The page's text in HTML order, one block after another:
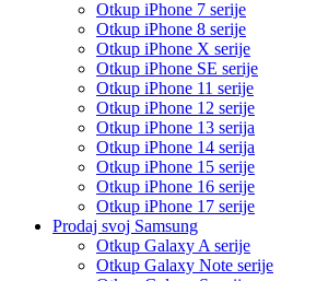
Otkup iPhone 7 serije
Otkup iPhone 8 serije
Otkup iPhone X serije
Otkup iPhone SE serije
Otkup iPhone 11 serije
Otkup iPhone 12 serije
Otkup iPhone 13 serija
Otkup iPhone 14 serija
Otkup iPhone 15 serije
Otkup iPhone 16 serije
Otkup iPhone 17 serije
Prodaj svoj Samsung
Otkup Galaxy A serije
Otkup Galaxy Note serije